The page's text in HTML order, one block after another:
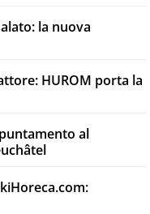
la nuova
HUROM porta la
al